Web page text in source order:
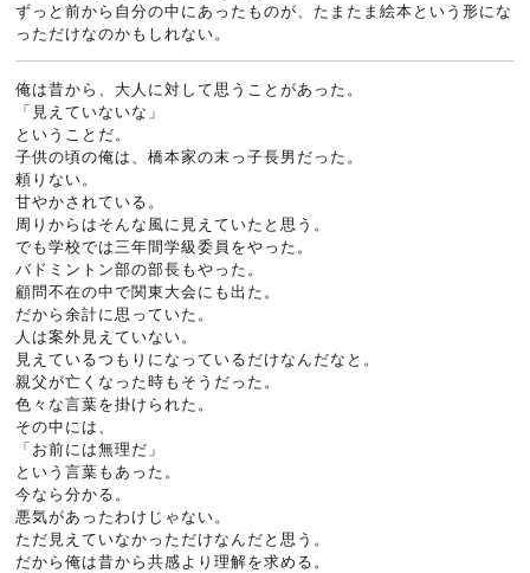
ずっと前から自分の中にあったものが、たまたま絵本という形にな
っただけなのかもしれない。
俺は昔から、大人に対して思うことがあった。
「見えていないな」
ということだ。
子供の頃の俺は、橋本家の末っ子長男だった。
頼りない。
甘やかされている。
周りからはそんな風に見えていたと思う。
でも学校では三年間学級委員をやった。
バドミントン部の部長もやった。
顧問不在の中で関東大会にも出た。
だから余計に思っていた。
人は案外見えていない。
見えているつもりになっているだけなんだなと。
親父が亡くなった時もそうだった。
色々な言葉を掛けられた。
その中には、
「お前には無理だ」
という言葉もあった。
今なら分かる。
悪気があったわけじゃない。
ただ見えていなかっただけなんだと思う。
だから俺は昔から共感より理解を求める。